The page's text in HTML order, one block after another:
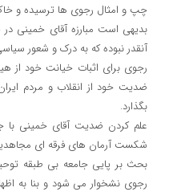
چپ و امثال رجوی ها ترسیده و
آنقدر نبوده که به درک و شعور
رجوی برای اثبات خیانت خود از
ضدیت خود از انقلاب و مردم
بگذارد.
علم کردن ضدیت آقای خمینی با
شکست آرمان های فرقه ای
بحث بر پایی جامعه بی طبقه
رجوی نشخوار می شود و بنا به